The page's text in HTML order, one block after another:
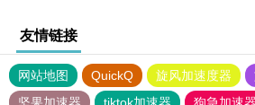
友情链接
网站地图 QuickQ 旋风加速度器